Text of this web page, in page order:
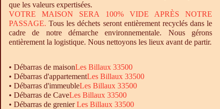
que les valeurs expertisées.
VOTRE MAISON SERA 100% VIDE APRÈS NOTRE
PASSAGE. Tous les déchets seront entièrement recyclés dans le
cadre de notre démarche environnementale. Nous gérons
entièrement la logistique. Nous nettoyons les lieux avant de partir.
• Débarras de maisonLes Billaux 33500
• Débarras d'appartementLes Billaux 33500
• Débarras d'immeubleLes Billaux 33500
• Débarras de CaveLes Billaux 33500
• Débarras de grenierLes Billaux 33500